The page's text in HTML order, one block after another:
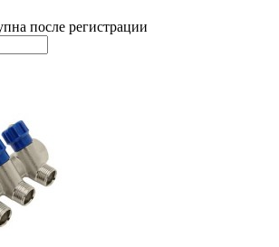
после регистрации